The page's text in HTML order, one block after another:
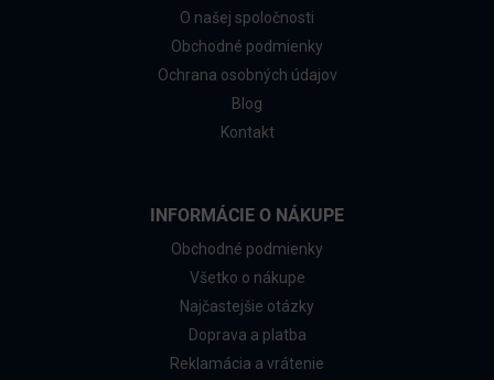
O našej spoločnosti
Obchodné podmienky
Ochrana osobných údajov
Blog
Kontakt
INFORMÁCIE O NÁKUPE
Obchodné podmienky
Všetko o nákupe
Najčastejšie otázky
Doprava a platba
Reklamácia a vrátenie